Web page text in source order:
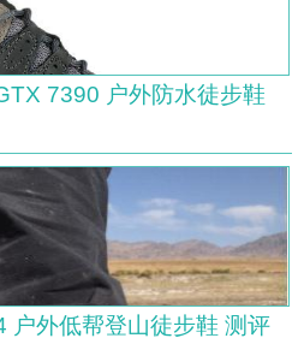
7390 户外防水徒步鞋
户外低帮登山徒步鞋 测评